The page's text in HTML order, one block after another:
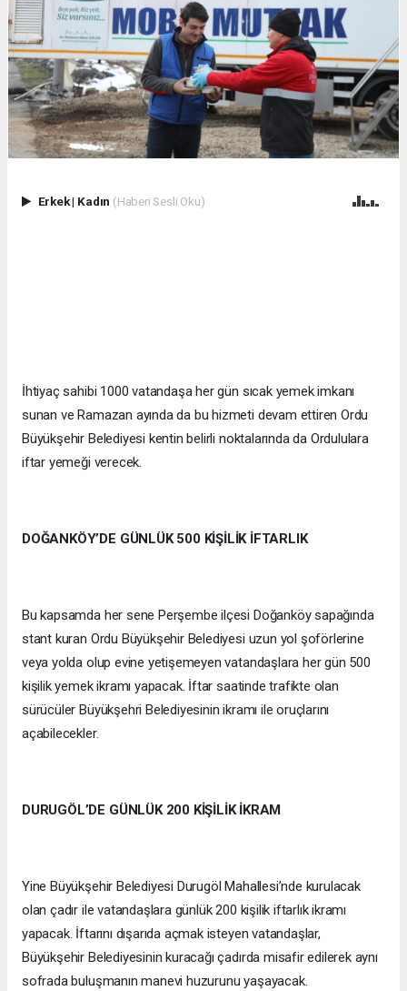
Erkek| Kadın (Haberi Sesli Oku)
İhtiyaç sahibi 1000 vatandaşa her gün sıcak yemek imkanı
sunan ve Ramazan ayında da bu hizmeti devam ettiren Ordu
Büyükşehir Belediyesi kentin belirli noktalarında da Ordululara
iftar yemeği verecek.
DOĞANKÖY’DE GÜNLÜK 500 KİŞİLİK İFTARLIK
Bu kapsamda her sene Perşembe ilçesi Doğanköy sapağında
stant kuran Ordu Büyükşehir Belediyesi uzun yol şoförlerine
veya yolda olup evine yetişemeyen vatandaşlara her gün 500
kişilik yemek ikramı yapacak. İftar saatinde trafikte olan
sürücüler Büyükşehri Belediyesinin ikramı ile oruçlarını
açabilecekler.
DURUGÖL’DE GÜNLÜK 200 KİŞİLİK İKRAM
Yine Büyükşehir Belediyesi Durugöl Mahallesi’nde kurulacak
olan çadır ile vatandaşlara günlük 200 kişilik iftarlık ikramı
yapacak. İftarını dışarıda açmak isteyen vatandaşlar,
Büyükşehir Belediyesinin kuracağı çadırda misafir edilerek aynı
sofrada buluşmanın manevi huzurunu yaşayacak.